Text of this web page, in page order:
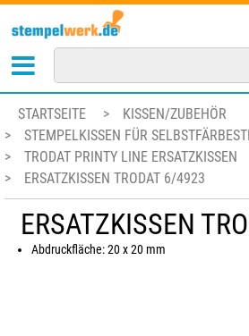
STARTSEITE >
KISSEN/ZUBEHÖR
>
STEMPELKISSEN FÜR
>
TRODAT PRINTY LINE ERSATZKISSEN
>
ERSATZKISSEN TRODAT 6/4923
ERSATZKISSEN
Abdruckfläche: 20 x 20 mm